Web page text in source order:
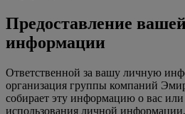
Предоставление
информации
Ответственной за вашу личную
организация группы компаний
собирает эту информацию о вас или
использования личной